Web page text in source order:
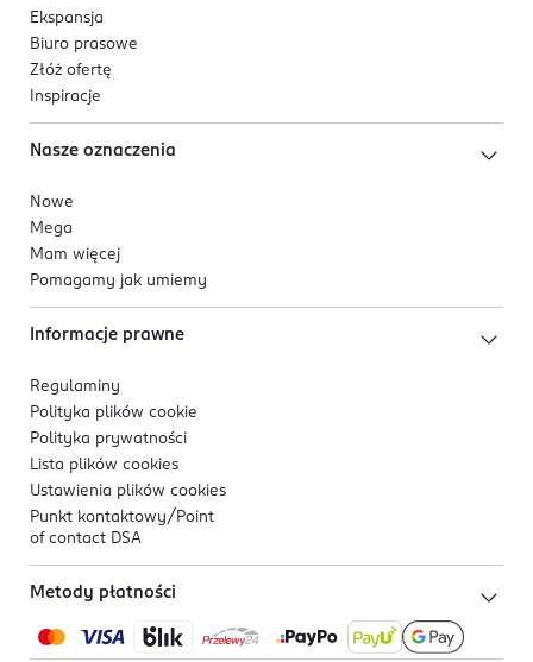
Ekspansja
Biuro prasowe
Złóż ofertę
Inspiracje
Nasze oznaczenia
Nowe
Mega
Mam więcej
Pomagamy jak umiemy
Informacje prawne
Regulaminy
Polityka plików cookie
Polityka prywatności
Lista plików cookies
Ustawienia plików cookies
Punkt kontaktowy/ Point
of contact DSA
Metody płatności